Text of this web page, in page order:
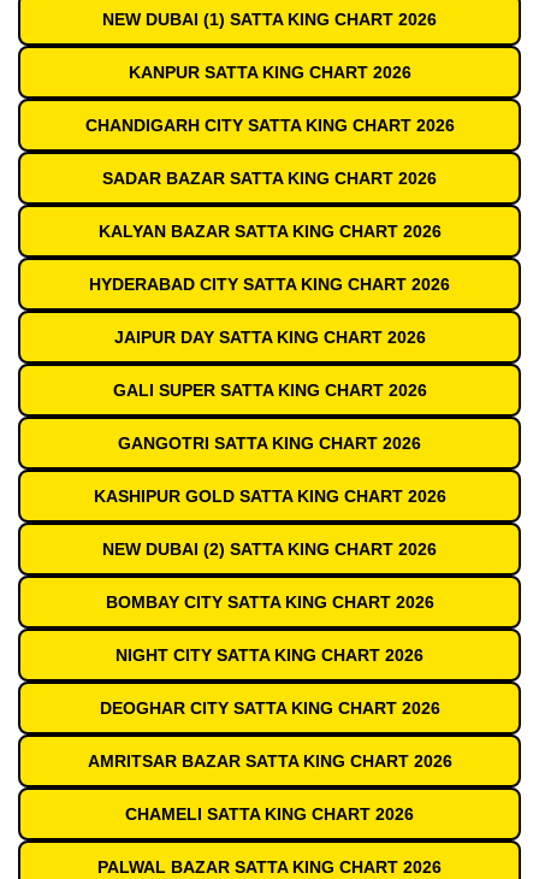
NEW DUBAI (1) SATTA KING CHART 2026
KANPUR SATTA KING CHART 2026
CHANDIGARH CITY SATTA KING CHART 2026
SADAR BAZAR SATTA KING CHART 2026
KALYAN BAZAR SATTA KING CHART 2026
HYDERABAD CITY SATTA KING CHART 2026
JAIPUR DAY SATTA KING CHART 2026
GALI SUPER SATTA KING CHART 2026
GANGOTRI SATTA KING CHART 2026
KASHIPUR GOLD SATTA KING CHART 2026
NEW DUBAI (2) SATTA KING CHART 2026
BOMBAY CITY SATTA KING CHART 2026
NIGHT CITY SATTA KING CHART 2026
DEOGHAR CITY SATTA KING CHART 2026
AMRITSAR BAZAR SATTA KING CHART 2026
CHAMELI SATTA KING CHART 2026
PALWAL BAZAR SATTA KING CHART 2026